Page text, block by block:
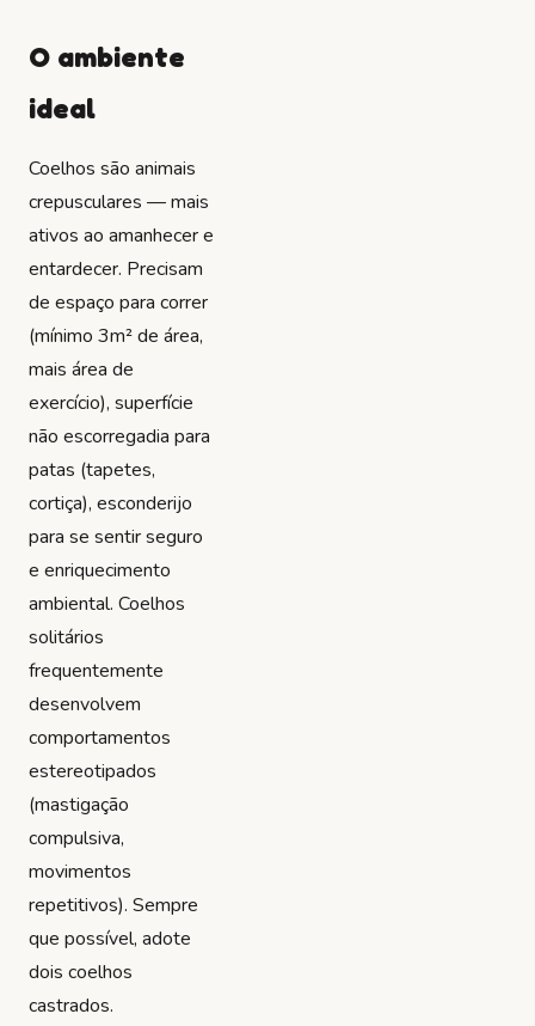
O ambiente
ideal
Coelhos são animais
crepusculares — mais
ativos ao amanhecer e
entardecer. Precisam
de espaço para correr
(mínimo 3m² de área,
mais área de
exercício), superfície
não escorregadia para
patas (tapetes,
cortiça), esconderijo
para se sentir seguro
e enriquecimento
ambiental. Coelhos
solitários
frequentemente
desenvolvem
comportamentos
estereotipados
(mastigação
compulsiva,
movimentos
repetitivos). Sempre
que possível, adote
dois coelhos
castrados.